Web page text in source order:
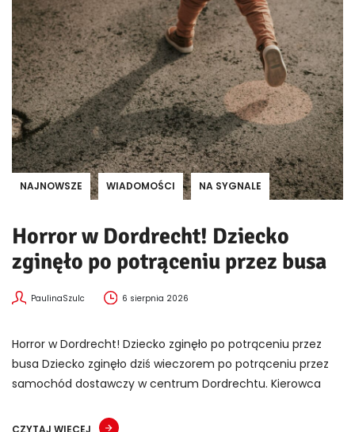
NAJNOWSZE WIADOMOŚCI NA SYGNALE
Horror w Dordrecht! Dziecko
zginęło po potrąceniu przez busa
PaulinaSzulc 6 sierpnia 2026
Horror w Dordrecht! Dziecko zginęło po potrąceniu przez
busa Dziecko zginęło dziś wieczorem po potrąceniu przez
samochód dostawczy w centrum Dordrechtu. Kierowca
CZYTAJ WIĘCEJ